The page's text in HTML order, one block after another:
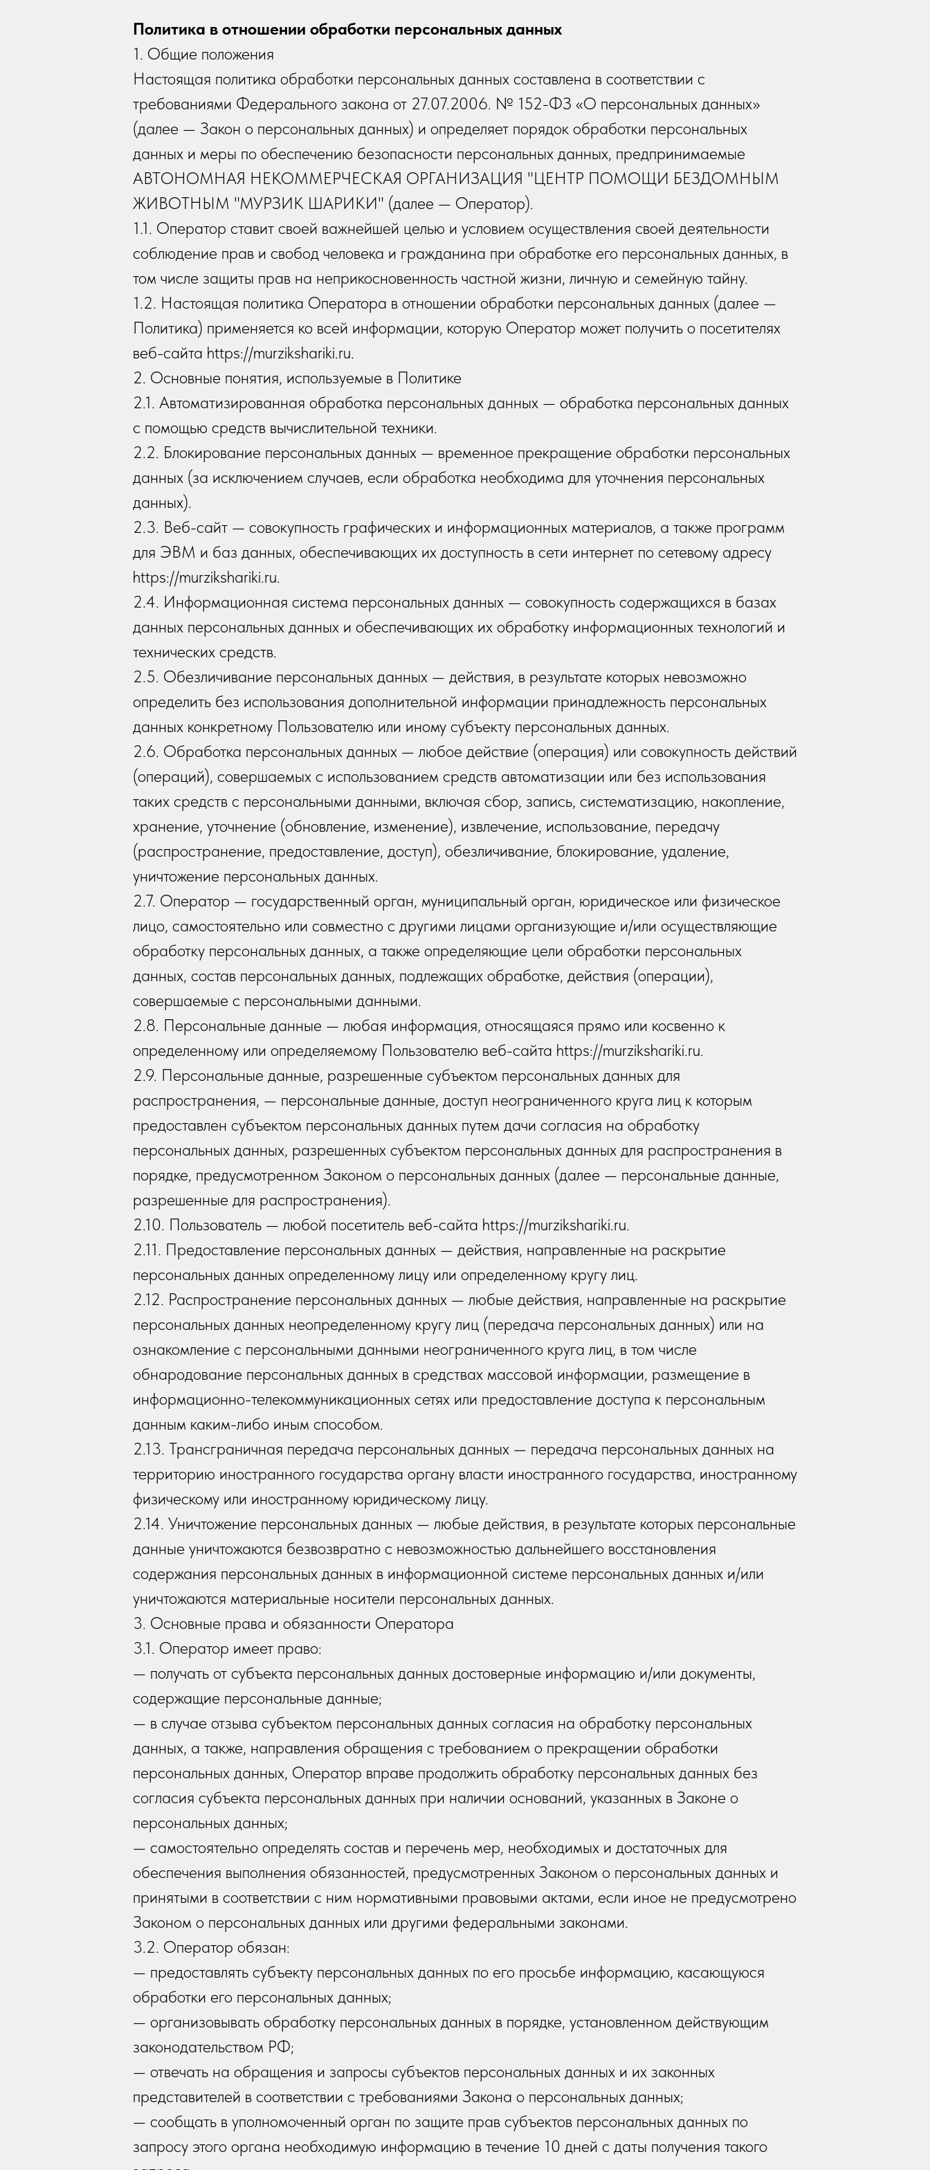
Политика в отношении обработки персональных данных
1. Общие положения
Настоящая политика обработки персональных данных составлена в соответствии с
требованиями Федерального закона от 27.07.2006. № 152-ФЗ «О персональных данных»
(далее — Закон о персональных данных) и определяет порядок обработки персональных
данных и меры по обеспечению безопасности персональных данных, предпринимаемые
АВТОНОМНАЯ НЕКОММЕРЧЕСКАЯ ОРГАНИЗАЦИЯ "ЦЕНТР ПОМОЩИ БЕЗДОМНЫМ
ЖИВОТНЫМ "МУРЗИК ШАРИКИ" (далее — Оператор).
1.1. Оператор ставит своей важнейшей целью и условием осуществления своей деятельности
соблюдение прав и свобод человека и гражданина при обработке его персональных данных, в
том числе защиты прав на неприкосновенность частной жизни, личную и семейную тайну.
1.2. Настоящая политика Оператора в отношении обработки персональных данных (далее —
Политика) применяется ко всей информации, которую Оператор может получить о посетителях
веб-сайта https://murzikshariki.ru.
2. Основные понятия, используемые в Политике
2.1. Автоматизированная обработка персональных данных — обработка персональных данных
с помощью средств вычислительной техники.
2.2. Блокирование персональных данных — временное прекращение обработки персональных
данных (за исключением случаев, если обработка необходима для уточнения персональных
данных).
2.3. Веб-сайт — совокупность графических и информационных материалов, а также программ
для ЭВМ и баз данных, обеспечивающих их доступность в сети интернет по сетевому адресу
https://murzikshariki.ru.
2.4. Информационная система персональных данных — совокупность содержащихся в базах
данных персональных данных и обеспечивающих их обработку информационных технологий и
технических средств.
2.5. Обезличивание персональных данных — действия, в результате которых невозможно
определить без использования дополнительной информации принадлежность персональных
данных конкретному Пользователю или иному субъекту персональных данных.
2.6. Обработка персональных данных — любое действие (операция) или совокупность действий
(операций), совершаемых с использованием средств автоматизации или без использования
таких средств с персональными данными, включая сбор, запись, систематизацию, накопление,
хранение, уточнение (обновление, изменение), извлечение, использование, передачу
(распространение, предоставление, доступ), обезличивание, блокирование, удаление,
уничтожение персональных данных.
2.7. Оператор — государственный орган, муниципальный орган, юридическое или физическое
лицо, самостоятельно или совместно с другими лицами организующие и/или осуществляющие
обработку персональных данных, а также определяющие цели обработки персональных
данных, состав персональных данных, подлежащих обработке, действия (операции),
совершаемые с персональными данными.
2.8. Персональные данные — любая информация, относящаяся прямо или косвенно к
определенному или определяемому Пользователю веб-сайта https://murzikshariki.ru.
2.9. Персональные данные, разрешенные субъектом персональных данных для
распространения, — персональные данные, доступ неограниченного круга лиц к которым
предоставлен субъектом персональных данных путем дачи согласия на обработку
персональных данных, разрешенных субъектом персональных данных для распространения в
порядке, предусмотренном Законом о персональных данных (далее — персональные данные,
разрешенные для распространения).
2.10. Пользователь — любой посетитель веб-сайта https://murzikshariki.ru.
2.11. Предоставление персональных данных — действия, направленные на раскрытие
персональных данных определенному лицу или определенному кругу лиц.
2.12. Распространение персональных данных — любые действия, направленные на раскрытие
персональных данных неопределенному кругу лиц (передача персональных данных) или на
ознакомление с персональными данными неограниченного круга лиц, в том числе
обнародование персональных данных в средствах массовой информации, размещение в
информационно-телекоммуникационных сетях или предоставление доступа к персональным
данным каким-либо иным способом.
2.13. Трансграничная передача персональных данных — передача персональных данных на
территорию иностранного государства органу власти иностранного государства, иностранному
физическому или иностранному юридическому лицу.
2.14. Уничтожение персональных данных — любые действия, в результате которых персональные
данные уничтожаются безвозвратно с невозможностью дальнейшего восстановления
содержания персональных данных в информационной системе персональных данных и/или
уничтожаются материальные носители персональных данных.
3. Основные права и обязанности Оператора
3.1. Оператор имеет право:
— получать от субъекта персональных данных достоверные информацию и/или документы,
содержащие персональные данные;
— в случае отзыва субъектом персональных данных согласия на обработку персональных
данных, а также, направления обращения с требованием о прекращении обработки
персональных данных, Оператор вправе продолжить обработку персональных данных без
согласия субъекта персональных данных при наличии оснований, указанных в Законе о
персональных данных;
— самостоятельно определять состав и перечень мер, необходимых и достаточных для
обеспечения выполнения обязанностей, предусмотренных Законом о персональных данных и
принятыми в соответствии с ним нормативными правовыми актами, если иное не предусмотрено
Законом о персональных данных или другими федеральными законами.
3.2. Оператор обязан:
— предоставлять субъекту персональных данных по его просьбе информацию, касающуюся
обработки его персональных данных;
— организовывать обработку персональных данных в порядке, установленном действующим
законодательством РФ;
— отвечать на обращения и запросы субъектов персональных данных и их законных
представителей в соответствии с требованиями Закона о персональных данных;
— сообщать в уполномоченный орган по защите прав субъектов персональных данных по
запросу этого органа необходимую информацию в течение 10 дней с даты получения такого